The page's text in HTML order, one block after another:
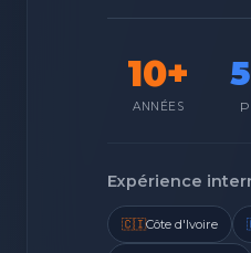
10+
ANNÉES
Expérience
🇨🇮Côte d'Ivoire